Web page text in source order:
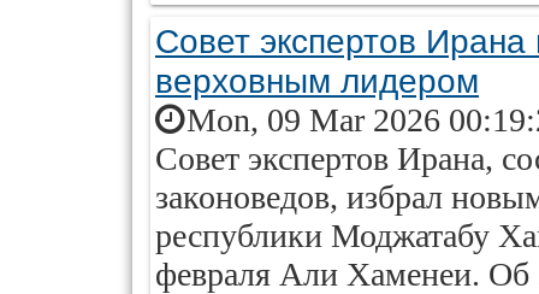
Совет экспертов
верховным лидером
Mon, 09 Mar 2026
Совет экспертов Ирана,
законоведов, избрал
республики Моджатабу
февраля Али Хаменеи. Об